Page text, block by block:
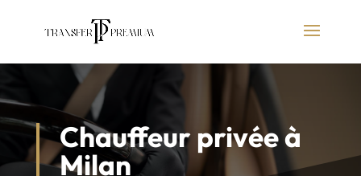
Chauffeur privée à
Milan